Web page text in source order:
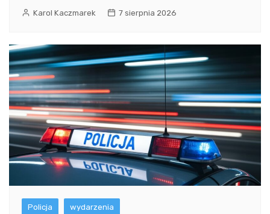
Karol Kaczmarek 7 sierpnia 2026
Policja wydarzenia